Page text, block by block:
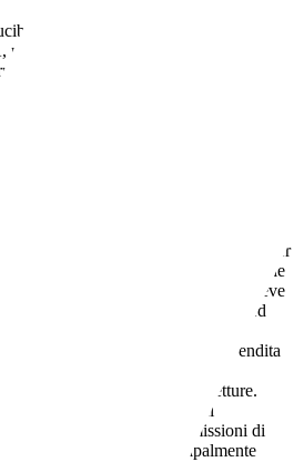
vincolato all’acquisto di un
o rottamazione. Passaggio di
I dati di consumi ed emissioni per
intendono riferiti al ciclo NEDC. Per le
partire dal 16.2.2021, iI rivenditore deve
relativi al consumo di carburante ed
rendere disponibile nel punto vendita
dei nuovi modelli di autovetture.
guida e altri fattori non tecnici
consumo di carburante e emissioni di
il gas a effetto serra principalmente